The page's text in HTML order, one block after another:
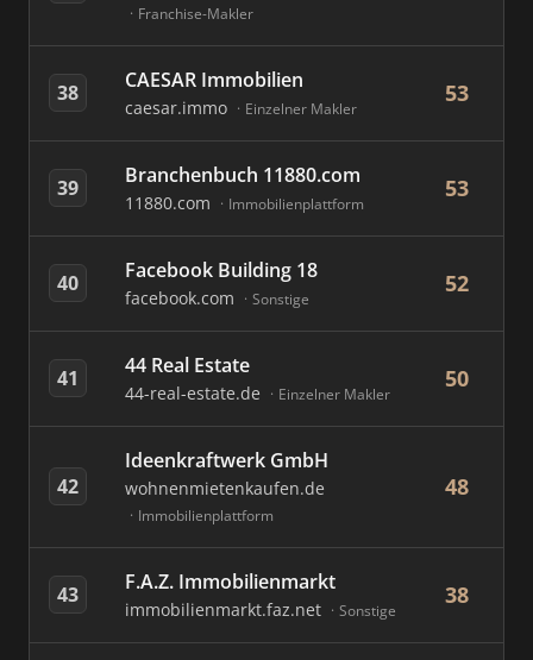
Franchise-Makler
38 CAESAR Immobilien
caesar.immo Einzelner Makler
53
39 Branchenbuch 11880.com
11880.com Immobilienplattform
53
40 Facebook Building 18
facebook.com Sonstige
52
41 44 Real Estate
44-real-estate.de Einzelner Makler
50
42
Ideenkraftwerk GmbH
wohnenmietenkaufen.de
Immobilienplattform
48
43 F.A.Z. Immobilienmarkt
immobilienmarkt.faz.net Sonstige
38